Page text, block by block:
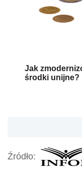
Jak
środki unijne?
Źródło: